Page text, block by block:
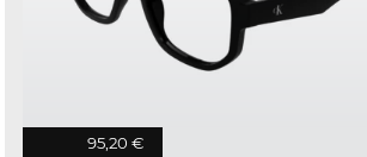
95,20 €